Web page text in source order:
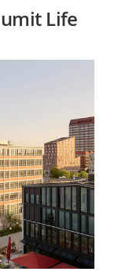
Life